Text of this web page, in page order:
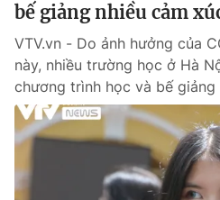
bế giảng nhiều cảm
VTV.vn - Do ảnh hưởng của
này, nhiều trường học ở Hà
chương trình học và bế giảng